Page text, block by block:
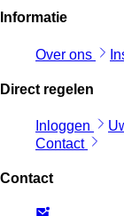
Informatie
Over ons
Direct regelen
Inloggen
Contact
Contact